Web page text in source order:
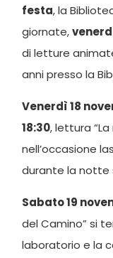
festa, la
giornate,
di letture
anni presso la
Venerdì 18
18:30, lettura
nell’occasione
durante la notte
Sabato 19
del Camino” si
laboratorio e la